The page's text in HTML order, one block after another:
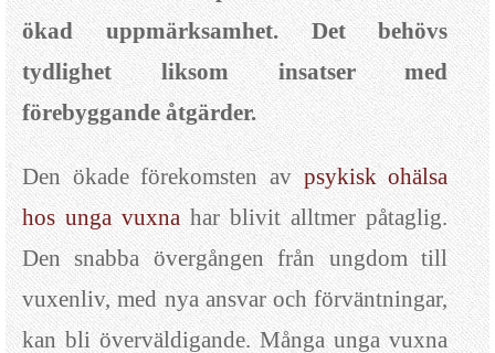
ökad uppmärksamhet. Det behövs
tydlighet liksom insatser med
förebyggande åtgärder.
Den ökade förekomsten avpsykisk ohälsa
hos unga vuxnahar blivit alltmer påtaglig.
Den snabba övergången från ungdom till
vuxenliv, med nya ansvar och förväntningar,
kan bli överväldigande. Många unga vuxna